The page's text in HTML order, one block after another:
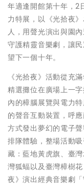
年適逢開館第十年，2
力特展，以《光拾夜
人，用聲光演出與園
守護精靈音樂劇，讓
望下一個十年。
《光拾夜》活動從充
精選攤位在廣場上一
內的樟腦展覽與電力
的聲音互動裝置，呼
方式發出夢幻的電子
排隊體驗，整場活動
藏：藍地黃虎旗、臺
灣狐蝠以及臺灣樟樹
夜》演出經典音樂劇